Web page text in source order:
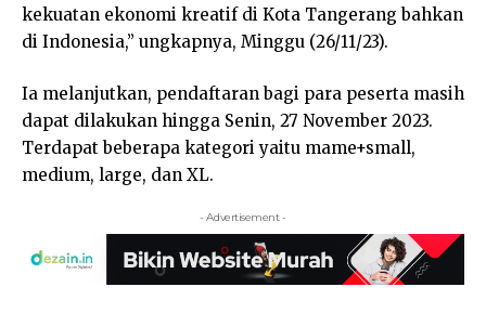
kekuatan ekonomi kreatif di Kota Tangerang bahkan
di Indonesia,” ungkapnya, Minggu (26/11/23).
Ia melanjutkan, pendaftaran bagi para peserta masih
dapat dilakukan hingga Senin, 27 November 2023.
Terdapat beberapa kategori yaitu mame+small,
medium, large, dan XL.
- Advertisement -